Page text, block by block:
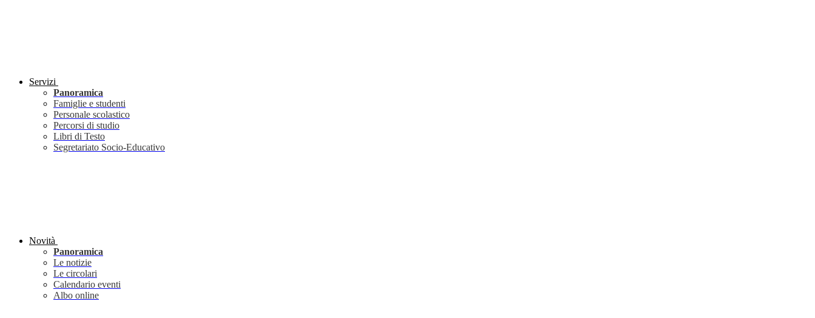
Servizi
Panoramica
Famiglie e studenti
Personale scolastico
Percorsi di studio
Libri di Testo
Segretariato Socio-Educativo
Novità
Panoramica
Le notizie
Le circolari
Calendario eventi
Albo online